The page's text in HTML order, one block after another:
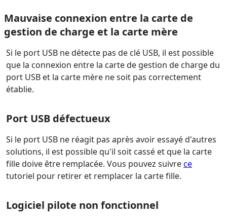
Mauvaise connexion entre la carte de
gestion de charge et la carte mère
Si le port USB ne détecte pas de clé USB, il est possible
que la connexion entre la carte de gestion de charge du
port USB et la carte mère ne soit pas correctement
établie.
Port USB défectueux
Si le port USB ne réagit pas après avoir essayé d'autres
solutions, il est possible qu'il soit cassé et que la carte
fille doive être remplacée. Vous pouvez suivrece
tutoriel pour retirer et remplacer la carte fille.
Logiciel pilote non fonctionnel